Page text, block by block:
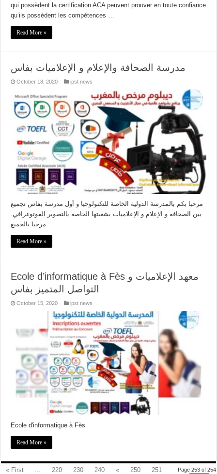
qui possèdent la certification ACA peuvent prouver en toute confiance
qu’ils possèdent les compétences …
Read More »
مدرسة الصحافة والإعلام و الإعلاميات بفاس
October 18, 2020 ipst news
مرحبا بكم بالمدرسة الدولية الخاصة للتكنولوحيا و أول مدرسة بفاس تجميع
بين الصحافة و الإعلام و الإعلاميات بشعبتها الخاصة بالتصوير الفوتوغرافي.
مرحبا بالجميع
Read More »
Ecole d’informatique à Fès معهد الإعلاميات و
التواصل المتميز بفاس
October 15, 2020 ipst news
Ecole d'informatique à Fès
Read More »
Page 253 of 254
« First 220 230 240 « 250
251